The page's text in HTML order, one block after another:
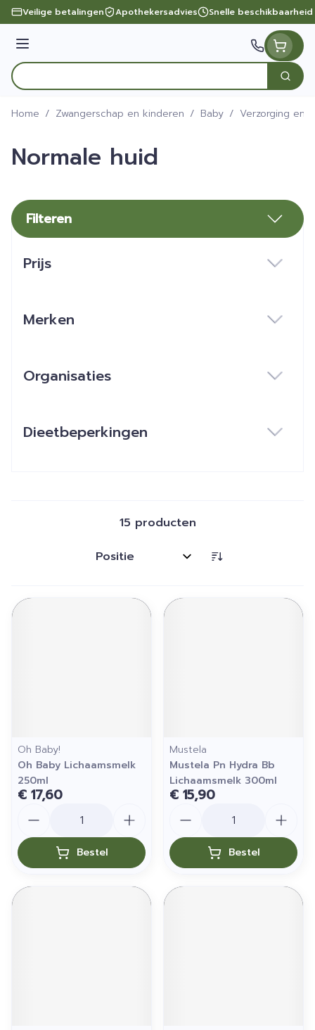
Ga naar de inhoud
Veilige betalingen Apothekersadvies Snelle beschikbaarheid
Menu
Product, merk, categorie...
Zoek
Home / Zwangerschap en kinderen / Baby / Verzorging en
Normale huid
Filteren
Prijs
Merken
Organisaties
Dieetbeperkingen
15 producten
Sorteer op:
Oh Baby!
Oh Baby Lichaamsmelk
250ml
€ 17,60
Bestel
Mustela
Mustela Pn Hydra Bb
Lichaamsmelk 300ml
€ 15,90
Bestel